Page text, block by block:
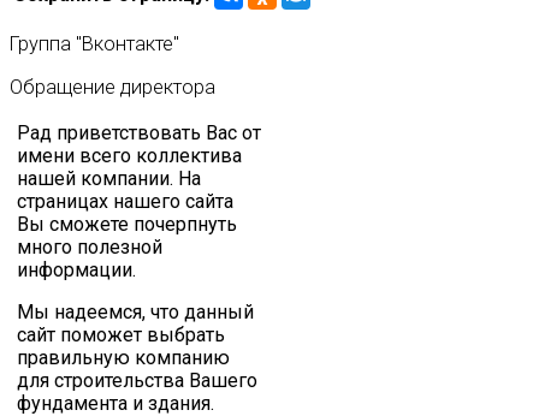
Группа "Вконтакте"
Обращение директора
Рад приветствовать Вас от
имени всего коллектива
нашей компании. На
страницах нашего сайта
Вы сможете почерпнуть
много полезной
информации.
Мы надеемся, что данный
сайт поможет выбрать
правильную компанию
для строительства Вашего
фундамента и здания.